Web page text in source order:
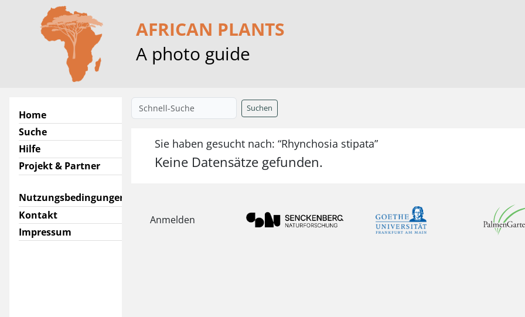
AFRICAN PLANTS
A photo guide
Home
Suche
Hilfe
Projekt & Partner
Nutzungsbedingungen
Kontakt
Impressum
Suchen
Sie haben gesucht nach: “Rhynchosia stipata”
Keine Datensätze gefunden.
Anmelden